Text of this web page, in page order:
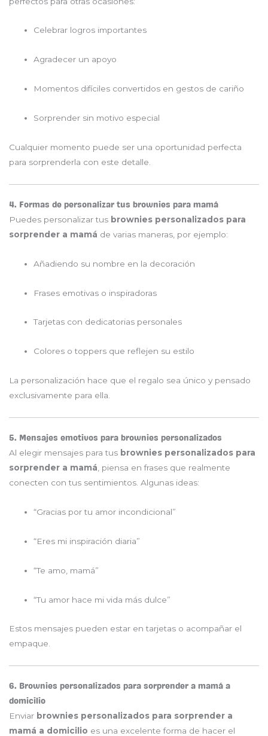
Celebrar logros importantes
Agradecer un apoyo
Momentos difíciles convertidos en gestos de cariño
Sorprender sin motivo especial
Cualquier momento puede ser una oportunidad perfecta
para sorprenderla con este detalle.
4. Formas de personalizar tus brownies para mamá
Puedes personalizar tus brownies personalizados para
sorprender a mamá de varias maneras, por ejemplo:
Añadiendo su nombre en la decoración
Frases emotivas o inspiradoras
Tarjetas con dedicatorias personales
Colores o toppers que reflejen su estilo
La personalización hace que el regalo sea único y pensado
exclusivamente para ella.
5. Mensajes emotivos para brownies personalizados
Al elegir mensajes para tus brownies personalizados para
sorprender a mamá , piensa en frases que realmente
conecten con tus sentimientos. Algunas ideas:
“Gracias por tu amor incondicional”
“Eres mi inspiración diaria”
“Te amo, mamá”
“Tu amor hace mi vida más dulce”
Estos mensajes pueden estar en tarjetas o acompañar el
empaque.
6. Brownies personalizados para sorprender a mamá a
domicilio
Enviar brownies personalizados para sorprender a
mamá a domicilio es una excelente forma de hacer el